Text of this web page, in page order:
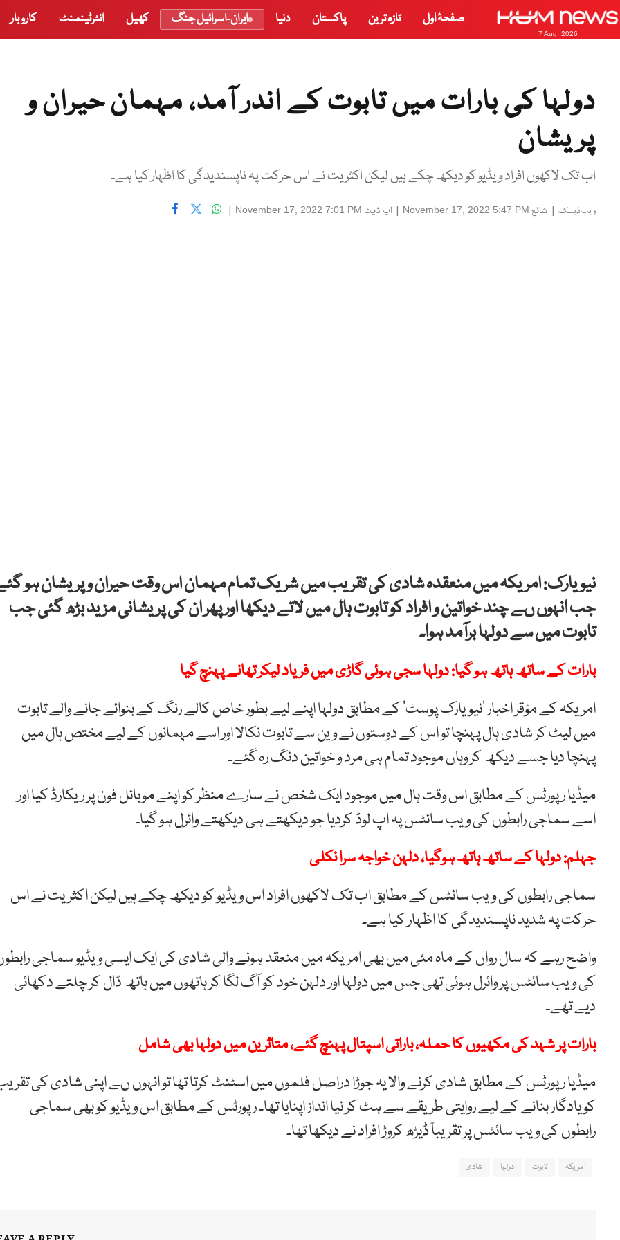
7 Aug, 2026
صفحۂ اول تازہ ترین پاکستان دنیا ایران-اسرائیل جنگ کھیل انٹرٹینمنٹ کاروبار
دولہا کی بارات میں تابوت کے اندر آمد، مہمان حیران و
پریشان
اب تک لاکھوں افراد ویڈیو کو دیکھ چکے ہیں لیکن اکثریت نے اس حرکت پہ ناپسندیدگی کا اظہار کیا ہے۔
ویب ڈیسک | شائع November 17, 2022 5:47 PM
| اپ ڈیٹ November 17, 2022 7:01 PM
|
نیویارک: امریکہ میں منعقدہ شادی کی تقریب میں شریک تمام مہمان اس وقت حیران و پریشان ہو
جب انہوں ںے چند خواتین و افراد کو تابوت ہال میں لاتے دیکھا اور پھر ان کی پریشانی مزید بڑھ گئی جب
تابوت میں سے دولہا برآمد ہوا۔
بارات کے ساتھ ہاتھ ہو گیا: دولہا سجی ہوئی گاڑی میں فریاد لیکر تھانے پہنچ گیا
امریکہ کے مؤقر اخبار ’نیویارک پوسٹ‘ کے مطابق دولہا اپنے لیے بطور خاص کالے رنگ کے بنوائے جانے والے تابوت
میں لیٹ کر شادی ہال پہنچا تو اس کے دوستوں نے وین سے تابوت نکالا اور اسے مہمانوں کے لیے مختص ہال میں
پہنچا دیا جسے دیکھ کر وہاں موجود تمام ہی مرد و خواتین دنگ رہ گئے۔
میڈیا رپورٹس کے مطابق اس وقت ہال میں موجود ایک شخص نے سارے منظر کو اپنے موبائل فون پر ریکارڈ کیا اور
اسے سماجی رابطوں کی ویب سائٹس پہ اپ لوڈ کردیا جو دیکھتے ہی دیکھتے وائرل ہو گیا۔
جہلم: دولہا کے ساتھ ہاتھ ہوگیا، دلہن خواجہ سرا نکلی
سماجی رابطوں کی ویب سائٹس کے مطابق اب تک لاکھوں افراد اس ویڈیو کو دیکھ چکے ہیں لیکن اکثریت نے اس
حرکت پہ شدید ناپسندیدگی کا اظہار کیا ہے۔
واضح رہے کہ سال رواں کے ماہ مئی میں بھی امریکہ میں منعقد ہونے والی شادی کی ایک ایسی ویڈیو سماجی
کی ویب سائٹس پر وائرل ہوئی تھی جس میں دولہا اور دلہن خود کو آگ لگا کر ہاتھوں میں ہاتھ ڈال کر چلتے دکھائی
دیے تھے۔
بارات پر شہد کی مکھیوں کا حملہ، باراتی اسپتال پہنچ گئے، متاثرین میں دولہا بھی شامل
میڈیا رپورٹس کے مطابق شادی کرنے والا یہ جوڑا دراصل فلموں میں اسٹنٹ کرتا تھا تو انہوں ںے اپنی شادی کی
کو یادگار بنانے کے لیے روایتی طریقے سے ہٹ کر نیا انداز اپنایا تھا۔ رپورٹس کے مطابق اس ویڈیو کو بھی سماجی
رابطوں کی ویب سائٹس پر تقریباً ڈیڑھ کروڑ افراد نے دیکھا تھا۔
امریکہ تابوت دولہا شادی